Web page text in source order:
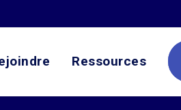
Ressources